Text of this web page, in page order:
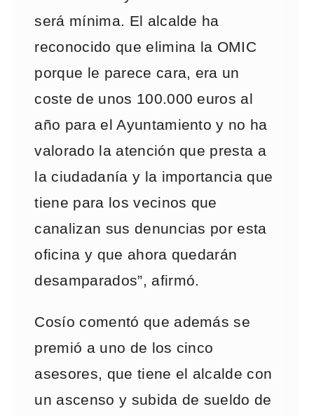
será mínima. El alcalde ha
reconocido que elimina la OMIC
porque le parece cara, era un
coste de unos 100.000 euros al
año para el Ayuntamiento y no ha
valorado la atención que presta a
la ciudadanía y la importancia que
tiene para los vecinos que
canalizan sus denuncias por esta
oficina y que ahora quedarán
desamparados”, afirmó.
Cosío comentó que además se
premió a uno de los cinco
asesores, que tiene el alcalde con
un ascenso y subida de sueldo de